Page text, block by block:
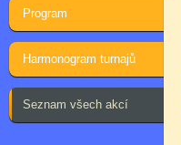
Program
Harmonogram turnajů
Seznam všech akcí